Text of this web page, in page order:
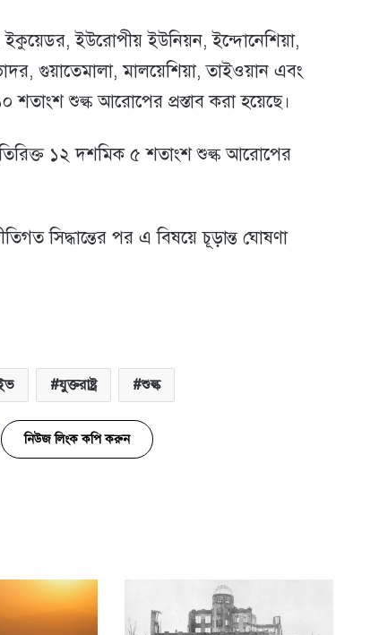
ইকুয়েডর, ইউরোপীয় ইউনিয়ন, ইন্দোনেশিয়া,
গুয়াতেমালা, মালয়েশিয়া, তাইওয়ান এবং
শুল্ক আরোপের প্রস্তাব করা হয়েছে।
১২ দশমিক ৫ শতাংশ শুল্ক আরোপের
সিদ্ধান্তের পর এ বিষয়ে চূড়ান্ত ঘোষণা
যুক্তরাষ্ট্র শুল্ক
নিউজ লিংক কপি করুন